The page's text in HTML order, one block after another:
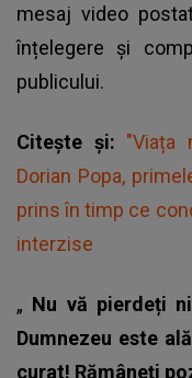
mesaj video
înțelegere și
publicului.
Citește și: "Viața
Dorian Popa,
prins în timp ce
interzise
„ Nu vă pierdeți
Dumnezeu este
curat! Rămâneți